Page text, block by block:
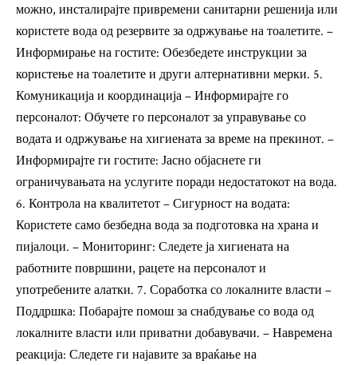
можно, инсталирајте привремени санитарни решенија или
користете вода од резервите за одржување на тоалетите. –
Информирање на гостите: Обезбедете инструкции за
користење на тоалетите и други алтернативни мерки. 5.
Комуникација и координација – Информирајте го
персоналот: Обучете го персоналот за управување со
водата и одржување на хигиената за време на прекинот. –
Информирајте ги гостите: Јасно објаснете ги
ограничувањата на услугите поради недостатокот на вода.
6. Контрола на квалитетот – Сигурност на водата:
Користете само безбедна вода за подготовка на храна и
пијалоци. – Мониторинг: Следете ја хигиената на
работните површини, рацете на персоналот и
употребените алатки. 7. Соработка со локалните власти –
Поддршка: Побарајте помош за снабдување со вода од
локалните власти или приватни добавувачи. – Навремена
реакција: Следете ги најавите за враќање на